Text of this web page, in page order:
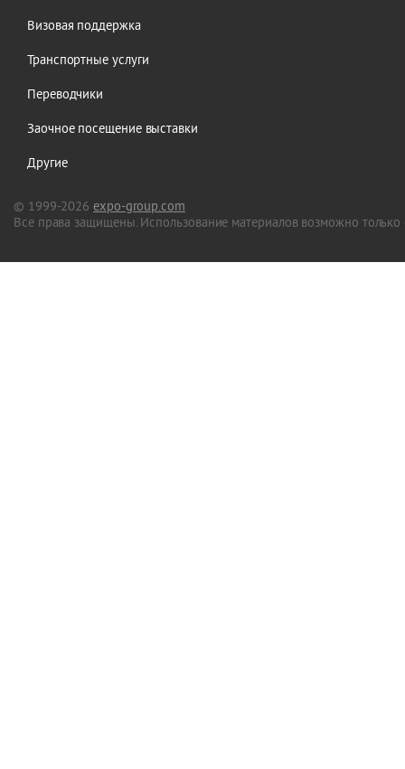
Визовая поддержка
Транспортные услуги
Переводчики
Заочное посещение выставки
Другие
© 1999-2026 expo-group.com
Все права защищены. Использование материалов возможно